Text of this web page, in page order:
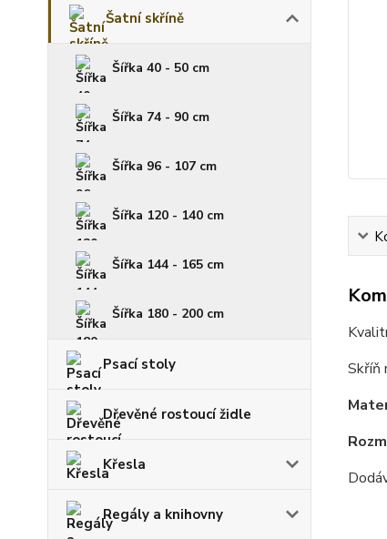
Šatní skříně
Šířka 40 - 50 cm
Šířka 74 - 90 cm
Šířka 96 - 107 cm
Šířka 120 - 140 cm
Šířka 144 - 165 cm
Šířka 180 - 200 cm
Psací stoly
Dřevěné rostoucí židle
Křesla
Regály a knihovny
Skříň